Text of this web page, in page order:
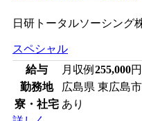
日研トータルソーシン
スペシャル
給与
月収例 255,000円
勤務地
広島県 東広島市
寮・社宅 あり